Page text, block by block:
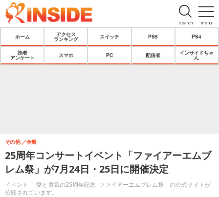
menu
search
ホーム
アクセス
ランキング
スイッチ PS5 PS4
読者
アンケート
スマホ PC 配信者
インサイドちゃ
ん
25周年コンサートイベント「ファイアーエムブ
レム祭」が7月24日・25日に開催決定
イベント「-愛と勇気の25周年記念- ファイアーエムブレム祭」の公式サイトが
公開されています。
その他 全般